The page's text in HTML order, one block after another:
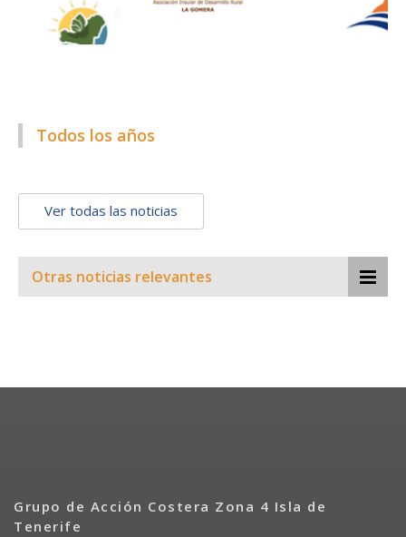
Todos los años
Ver todas las noticias
Otras noticias relevantes
Grupo de Acción Costera Zona 4 Isla de
Tenerife